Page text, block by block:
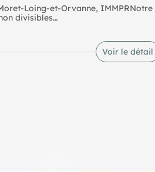
Loing-et-Orvanne, IMMPRNotre
divisibles
Moret-sur-Loing (Bornes de recharge)
Voir le détail